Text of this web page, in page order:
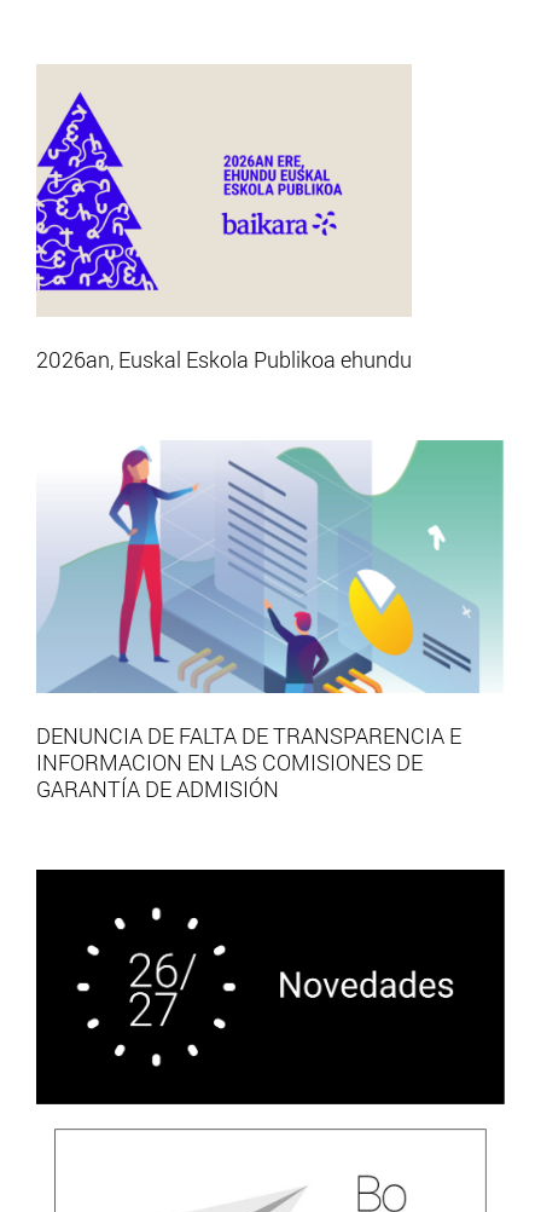
2026an, Euskal Eskola Publikoa ehundu
DENUNCIA DE FALTA DE TRANSPARENCIA E
INFORMACION EN LAS COMISIONES DE
GARANTÍA DE ADMISIÓN